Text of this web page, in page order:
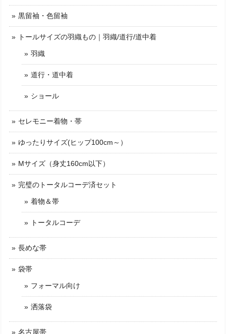
黒留袖・色留袖
トールサイズの羽織もの｜羽織/道行/道中着
羽織
道行・道中着
ショール
セレモニー着物・帯
ゆったりサイズ(ヒップ100cm～）
Mサイズ（身丈160cm以下）
完璧のトータルコーデ済セット
着物＆帯
トータルコーデ
長めな帯
袋帯
フォーマル向け
洒落袋
名古屋帯